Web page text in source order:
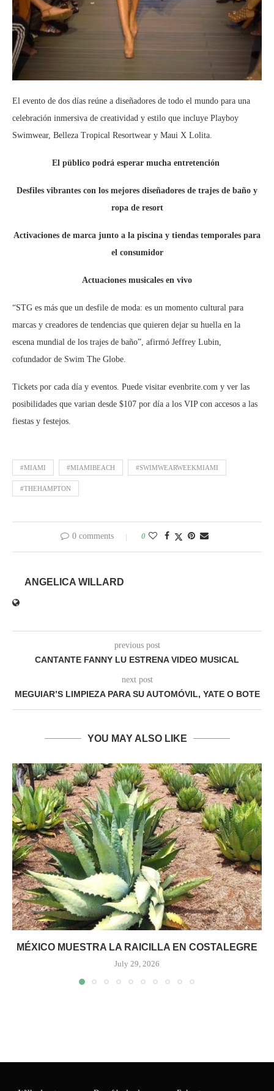
El evento de dos días reúne a diseñadores de todo el mundo para una
celebración inmersiva de creatividad y estilo que incluye Playboy
Swimwear, Belleza Tropical Resortwear y Maui X Lolita.
El püblico podrá esperar mucha entretención
Desfiles vibrantes con los mejores diseñadores de trajes de baño y
ropa de resort
Activaciones de marca junto a la piscina y tiendas temporales para
el consumidor
Actuaciones musicales en vivo
“STG es más que un desfile de moda: es un momento cultural para
marcas y creadores de tendencias que quieren dejar su huella en la
escena mundial de los trajes de baño”, afirmó Jeffrey Lubin,
cofundador de Swim The Globe.
Tickets por cada día y eventos. Puede visitar evenbrite.com y ver las
posibilidades que varian desde $107 por día a los VIP con accesos a las
fiestas y festejos.
#MIAMI #MIAMIBEACH #SWIMWEARWEEKMIAMI
#THEHAMPTON
0 comments 0
ANGELICA WILLARD
previous post
CANTANTE FANNY LU ESTRENA VIDEO MUSICAL
next post
MEGUIAR’S LIMPIEZA PARA SU AUTOMÓVIL, YATE O BOTE
YOU MAY ALSO LIKE
MÉXICO MUESTRA LA RAICILLA EN COSTALEGRE
July 29, 2026